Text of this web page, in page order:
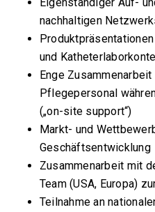
nachhaltigen
und
Enge
Pflegepersonal
(„on-site support“)
Markt- und
Geschäftsentwicklung
Zusammenarbeit mit
Team (USA, Europa)
Teilnahme an